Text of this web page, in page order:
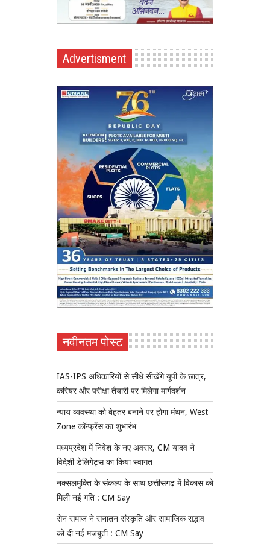
Advertisment
नवीनतम पोस्ट
IAS-IPS अधिकारियों से सीधे सीखेंगे यूपी के छात्र,
करियर और परीक्षा तैयारी पर मिलेगा मार्गदर्शन
न्याय व्यवस्था को बेहतर बनाने पर होगा मंथन, West
Zone कॉन्फ्रेंस का शुभारंभ
मध्यप्रदेश में निवेश के नए अवसर, CM यादव ने
विदेशी डेलिगेट्स का किया स्वागत
नक्सलमुक्ति के संकल्प के साथ छत्तीसगढ़ में विकास को
मिली नई गति : CM Say
सेन समाज ने सनातन संस्कृति और सामाजिक सद्भाव
को दी नई मजबूती : CM Say